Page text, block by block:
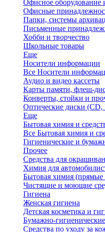
Офисное оборудование
Офисные
Папки, системы
Письменные
Хобби и творчество
Школьные товары
Еще
Носители информации
Все Носители
Аудио и видео кассеты
Карты памяти, флеш-
Конверты, стойки и
Оптические диски
Еще
Бытовая химия и
Все Бытовая химия и
Гигиенические и
Прочее
Средства для
Химия для
Бытовая химия (прямые
Чистящие и моющие
Гигиена
Женская гигиена
Детская косметика и
Бумажно-
Средства по уходу за